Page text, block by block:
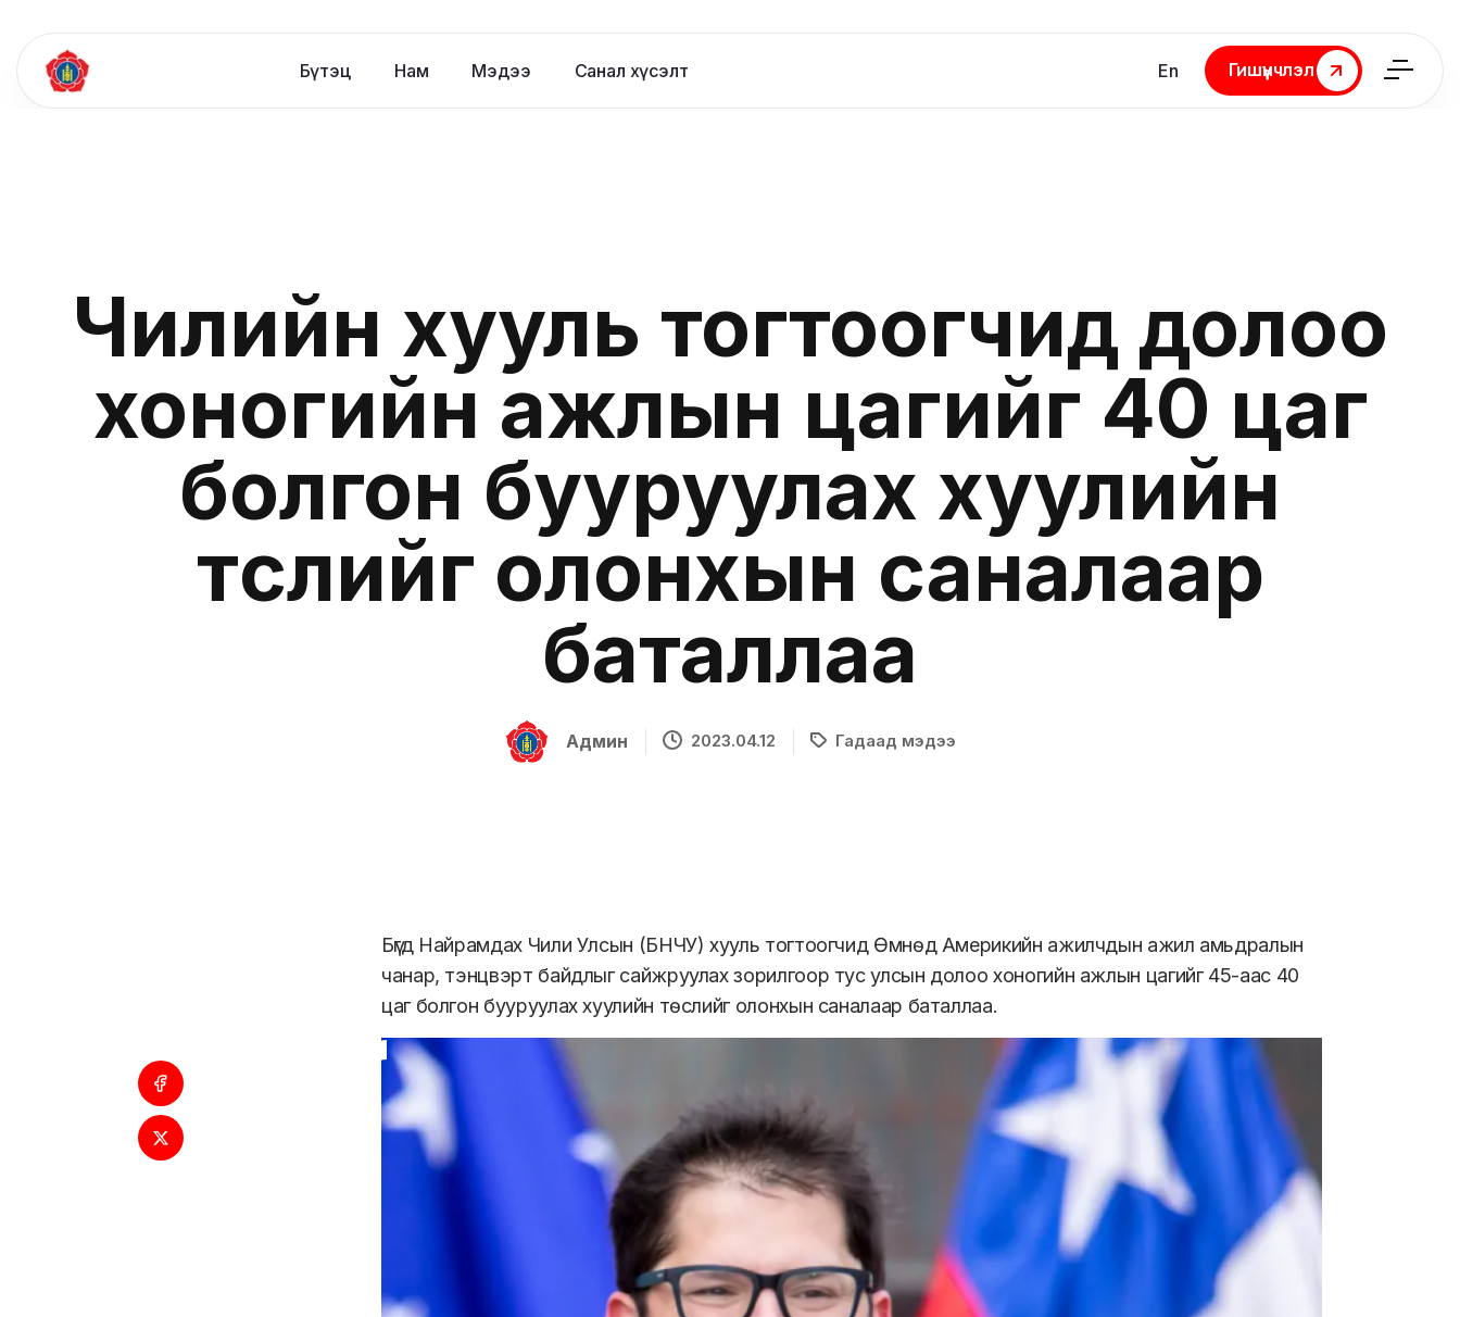
Бүтэц Нам Мэдээ Санал хүсэлт En
Гишүүнчлэл
Гишүүнчлэл
Чилийн хууль тогтоогчид долоо
хоногийн ажлын цагийг 40 цаг
болгон бууруулах хуулийн
төслийг олонхын саналаар
баталлаа
Админ 2023.04.12 Гадаад мэдээ
Бүгд Найрамдах Чили Улсын (БНЧУ) хууль тогтоогчид Өмнөд Америкийн ажилчдын ажил амьдралын
чанар, тэнцвэрт байдлыг сайжруулах зорилгоор тус улсын долоо хоногийн ажлын цагийг 45-аас 40
цаг болгон бууруулах хуулийн төслийг олонхын саналаар баталлаа.